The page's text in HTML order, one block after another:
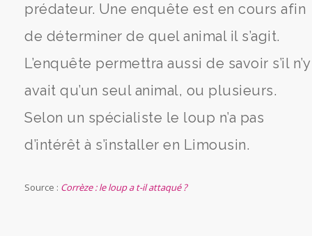
prédateur. Une enquête est en cours afin
de déterminer de quel animal il s’agit.
L’enquête permettra aussi de savoir s’il n’y
avait qu’un seul animal, ou plusieurs.
Selon un spécialiste le loup n’a pas
d’intérêt à s’installer en Limousin.
Source : Corrèze : le loup a t-il attaqué ?